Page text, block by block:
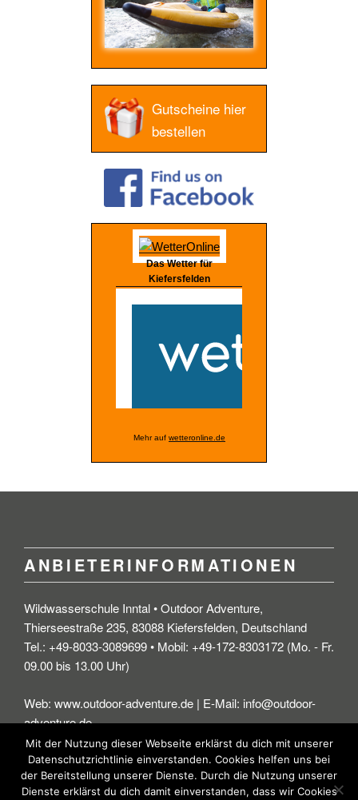
Gutscheine hier
bestellen
Das Wetter für
Kiefersfelden
Mehr auf wetteronline.de
ANBIETERINFORMATIONEN
Wildwasserschule Inntal • Outdoor Adventure,
Thierseestraße 235, 83088 Kiefersfelden, Deutschland
Tel.: +49-8033-3089699 • Mobil: +49-172-8303172 (Mo. - Fr.
09.00 bis 13.00 Uhr)
Web: www.outdoor-adventure.de | E-Mail: info@outdoor-
adventure.de
© Wildwasserschule Inntal - Outdoor-Adventure.de • • •Impressum|
Mit der Nutzung dieser Webseite erklärst du dich mit unserer
Datenschutzrichtlinie einverstanden. Cookies helfen uns bei
der Bereitstellung unserer Dienste. Durch die Nutzung unserer
Dienste erklärst du dich damit einverstanden, dass wir Cookies